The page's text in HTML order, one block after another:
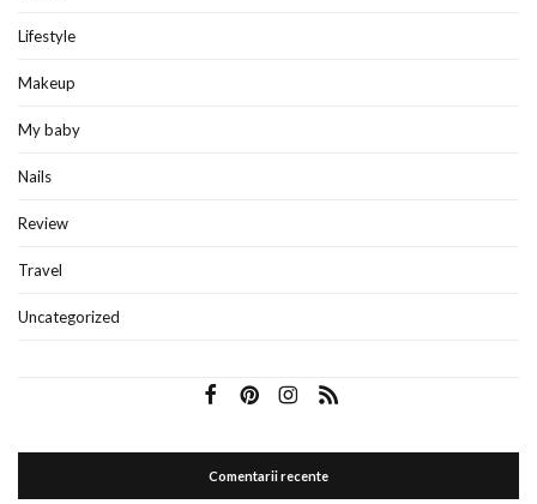
Lifestyle
Makeup
My baby
Nails
Review
Travel
Uncategorized
Comentarii recente